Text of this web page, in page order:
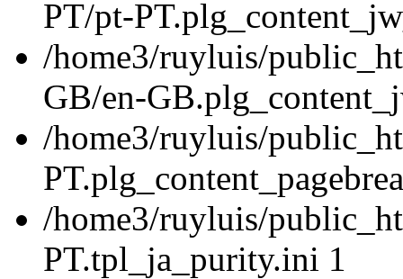
PT/pt-
/home3/ruyluis/
GB/en-
/home3/ruyluis/
/home3/ruyluis/
PT.tpl_ja_purity.ini 1